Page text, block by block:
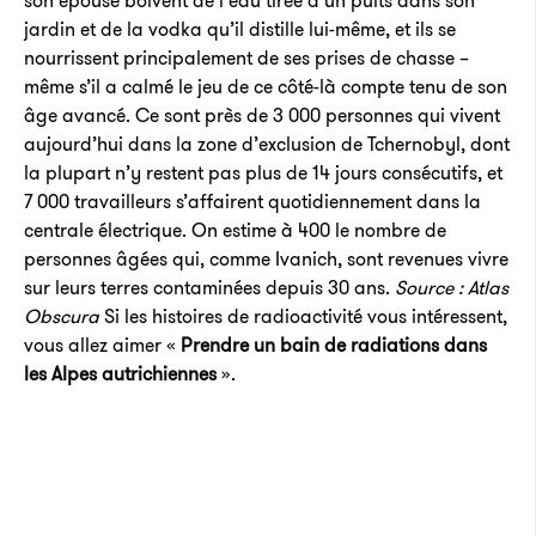
jardin et de la vodka qu’il distille lui-même, et ils se
nourrissent principalement de ses prises de chasse –
même s’il a calmé le jeu de ce côté-là compte tenu de son
âge avancé. Ce sont près de 3 000 personnes qui vivent
aujourd’hui dans la zone d’exclusion de Tchernobyl, dont
la plupart n’y restent pas plus de 14 jours consécutifs, et
7 000 travailleurs s’affairent quotidiennement dans la
centrale électrique. On estime à 400 le nombre de
personnes âgées qui, comme Ivanich, sont revenues vivre
sur leurs terres contaminées depuis 30 ans. Source : Atlas
ObscuraSi les histoires de radioactivité vous intéressent,
vous allez aimer « Prendre un bain de radiations dans
les Alpes autrichiennes».